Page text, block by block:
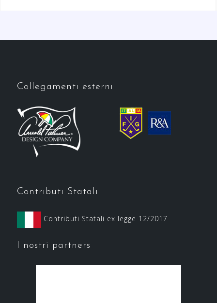
Collegamenti esterni
Contributi Statali
Contributi Statali ex legge 12/2017
I nostri partners